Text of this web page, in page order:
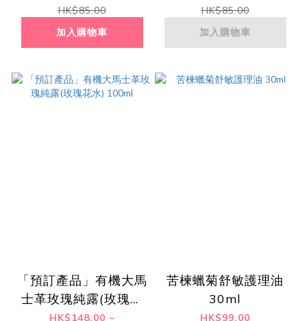
HK$85.00
加入購物車
HK$85.00
加入購物車
「預訂產品」有機大馬
士革玫瑰純露(玫瑰花
水) 100ml
HK$148.00 ~
苦楝蠟菊舒敏護理油
30ml
HK$99.00